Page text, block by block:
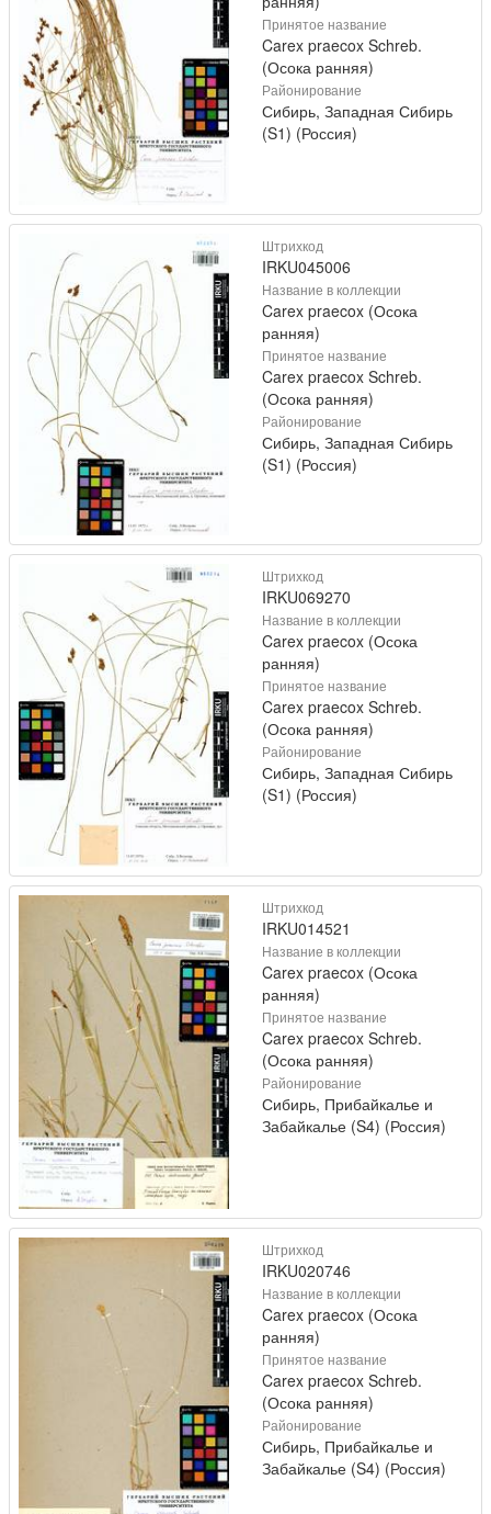
Принятое название
Carex praecox Schreb.
(Осока ранняя)
Районирование
Сибирь, Западная Сибирь
(S1) (Россия)
Штрихкод
IRKU045006
Название в коллекции
Carex praecox (Осока
ранняя)
Принятое название
Carex praecox Schreb.
(Осока ранняя)
Районирование
Сибирь, Западная Сибирь
(S1) (Россия)
Штрихкод
IRKU069270
Название в коллекции
Carex praecox (Осока
ранняя)
Принятое название
Carex praecox Schreb.
(Осока ранняя)
Районирование
Сибирь, Западная Сибирь
(S1) (Россия)
Штрихкод
IRKU014521
Название в коллекции
Carex praecox (Осока
ранняя)
Принятое название
Carex praecox Schreb.
(Осока ранняя)
Районирование
Сибирь, Прибайкалье и
Забайкалье (S4) (Россия)
Штрихкод
IRKU020746
Название в коллекции
Carex praecox (Осока
ранняя)
Принятое название
Carex praecox Schreb.
(Осока ранняя)
Районирование
Сибирь, Прибайкалье и
Забайкалье (S4) (Россия)